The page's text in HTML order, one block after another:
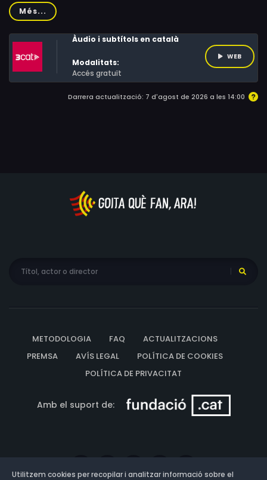
autonomies, que hi veuen un risc per a les seves
finances. Els defensors de la proposta asseguren que la
solidaritat no perilla.
Més...
Àudio i subtítols en català
Modalitats:
Accés gratuït
WEB
Darrera actualització: 7 d'agost de 2026 a les 14:00
METODOLOGIA FAQ
ACTUALITZACIONS
PREMSA
AVÍS LEGAL
POLÍTICA DE COOKIES
POLÍTICA DE PRIVACITAT
Amb el suport de:
Utilitzem cookies per recopilar i analitzar informació sobre el